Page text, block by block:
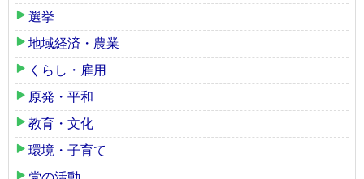
選挙
地域経済・農業
くらし・雇用
原発・平和
教育・文化
環境・子育て